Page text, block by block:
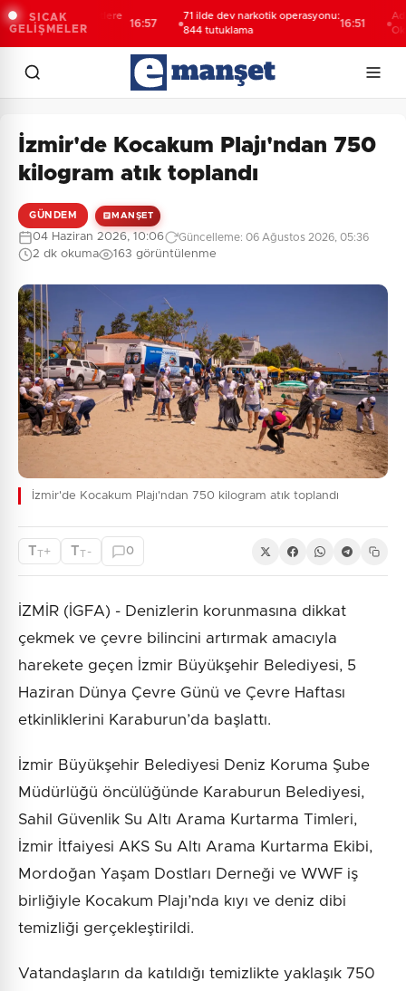
SICAK
GELİŞMELER
afetlere
mobil araç
71 ilde dev narkotik operasyonu:
844 tutuklama
16:51
Adalet
Oktay'ın
İzmir'de Kocakum Plajı'ndan 750
kilogram atık toplandı
GÜNDEM MANŞET
04 Haziran 2026, 10:06 Güncelleme: 06 Ağustos 2026, 05:36
2 dk okuma 163 görüntülenme
İzmir'de Kocakum Plajı'ndan 750 kilogram atık toplandı
TT+ TT - 0
İZMİR (İGFA) - Denizlerin korunmasına dikkat
çekmek ve çevre bilincini artırmak amacıyla
harekete geçen İzmir Büyükşehir Belediyesi, 5
Haziran Dünya Çevre Günü ve Çevre Haftası
etkinliklerini Karaburun’da başlattı.
İzmir Büyükşehir Belediyesi Deniz Koruma Şube
Müdürlüğü öncülüğünde Karaburun Belediyesi,
Sahil Güvenlik Su Altı Arama Kurtarma Timleri,
İzmir İtfaiyesi AKS Su Altı Arama Kurtarma Ekibi,
Mordoğan Yaşam Dostları Derneği ve WWF iş
birliğiyle Kocakum Plajı’nda kıyı ve deniz dibi
temizliği gerçekleştirildi.
Vatandaşların da katıldığı temizlikte yaklaşık 750